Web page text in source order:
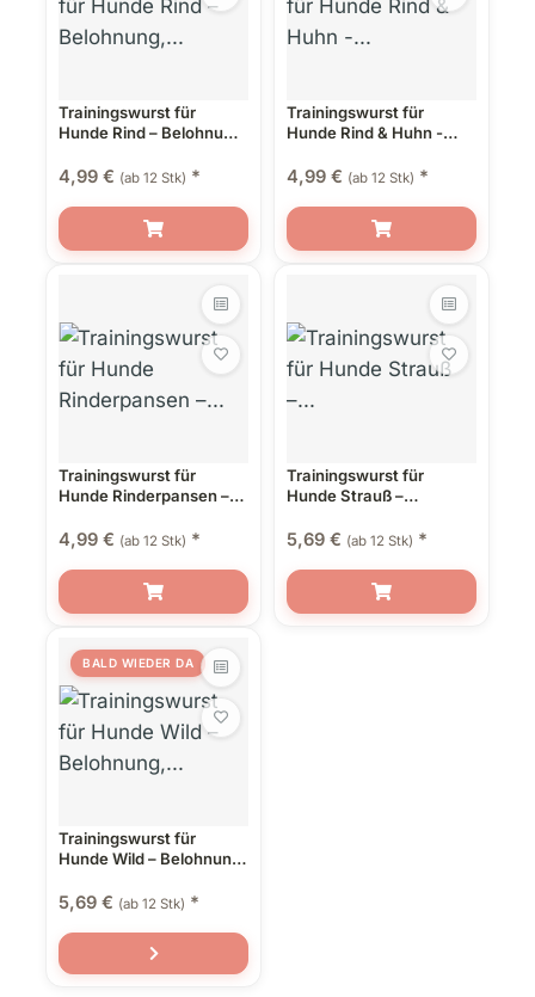
Trainingswurst für
Hunde Rind – Belohnung,
einem
4,99 € (ab 12 Stk) *
Trainingswurst für
Hunde Rind & Huhn -
Alleinfutter in einem
4,99 € (ab 12 Stk) *
Trainingswurst für
Hunde Rinderpansen –
Alleinfutter in einem
4,99 € (ab 12 Stk) *
Trainingswurst für
Hunde Strauß –
Alleinfutter in einem
5,69 € (ab 12 Stk) *
BALD WIEDER DA
Trainingswurst für
Hunde Wild – Belohnung,
einem
5,69 € (ab 12 Stk) *